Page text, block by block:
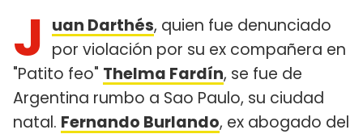
J uan Darthés, quien fue denunciado
por violación por su ex compañera en
"Patito feo" Thelma Fardín, se fue de
Argentina rumbo a Sao Paulo, su ciudad
natal. Fernando Burlando, ex abogado del